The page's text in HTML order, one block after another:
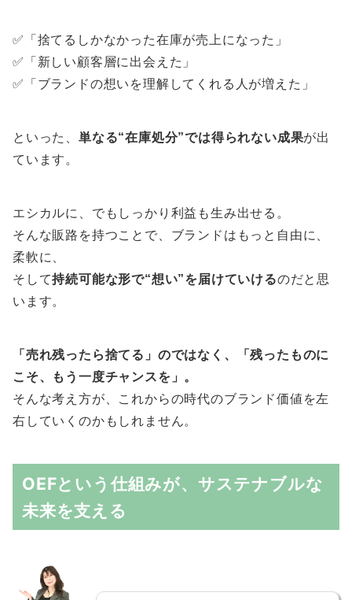
✅「捨てるしかなかった在庫が売上になった」
✅「新しい顧客層に出会えた」
✅「ブランドの想いを理解してくれる人が増えた」
といった、 単なる“在庫処分”では得られない成果が出
ています。
エシカルに、でもしっかり利益も生み出せる。
そんな販路を持つことで、ブランドはもっと自由に、
柔軟に、
そして持続可能な形で“想い”を届けていけるのだと思
います。
「売れ残ったら捨てる」のではなく、「残ったものに
こそ、もう一度チャンスを」。
そんな考え方が、これからの時代のブランド価値を左
右していくのかもしれません。
OEFという仕組みが、サステナブルな
未来を支える